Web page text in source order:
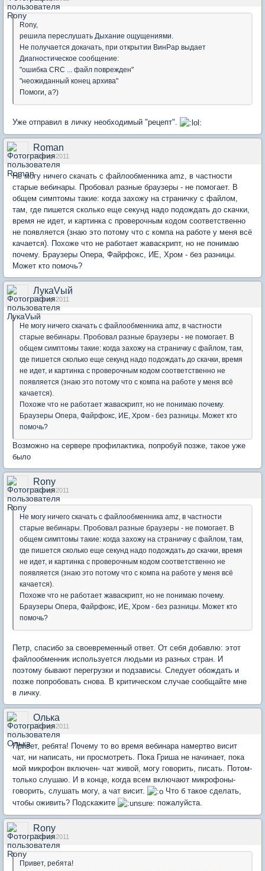
Rony,
решила переслушать Дыхание ощущениями.
Не получается докачать, при открытии ВинРар выдает
Диагностическое сообщение:
"ошибка CRC ... файл поврежден"
"неожиданный конец архива"
Помоги, а?)
Уже отправил в личку необходимый "рецепт".
Roman
16 мар 2011
Не могу ничего скачать с файлообменника amz, в частности
старые вебинары. Пробовал разные браузеры - не помогает. В
общем симптомы такие: когда захожу на страничку с файлом,
там, где пишется сколько еще секунд надо подождать до скачки,
время не идет, и картинка с проверочным кодом соответственно
не появляется (знаю это потому что с компа на работе у меня всё
качается). Похоже что не работает жаваскрипт, но не понимаю
почему. Браузеры Опера, Файрфокс, ИЕ, Хром - без разницы.
Может кто помочь?
ЛукаVый
16 мар 2011
Не могу ничего скачать с файлообменника amz, в частности
старые вебинары. Пробовал разные браузеры - не помогает. В
общем симптомы такие: когда захожу на страничку с файлом, там,
где пишется сколько еще секунд надо подождать до скачки, время
не идет, и картинка с проверочным кодом соответственно не
появляется (знаю это потому что с компа на работе у меня всё
качается).
Похоже что не работает жаваскрипт, но не понимаю почему.
Браузеры Опера, Файрфокс, ИЕ, Хром - без разницы. Может кто
помочь?
Возможно на сервере профилактика, попробуй позже, такое уже
было
Rony
16 мар 2011
Не могу ничего скачать с файлообменника amz, в частности
старые вебинары. Пробовал разные браузеры - не помогает. В
общем симптомы такие: когда захожу на страничку с файлом, там,
где пишется сколько еще секунд надо подождать до скачки, время
не идет, и картинка с проверочным кодом соответственно не
появляется (знаю это потому что с компа на работе у меня всё
качается).
Похоже что не работает жаваскрипт, но не понимаю почему.
Браузеры Опера, Файрфокс, ИЕ, Хром - без разницы. Может кто
помочь?
Петр, спасибо за своевременный ответ. От себя добавлю: этот
файлообменник используется людьми из разных стран. И
поэтому бывают перегрузки и подзависы. Следует обождать и
позже попробовать снова. В критическом случае сообщайте мне
в личку.
Олька
22 мар 2011
Привет, ребята! Почему то во время вебинара намертво висит
чат, ни написать, ни просмотреть. Пока Гриша не начинает, пока
мой микрофон включен- чат живой, могу говорить, писать. Потом-
только слушаю. И в конце, когда всем включают микрофоны-
говорить, слушать могу, а чат висит.
Что б такое сделать,
чтобы оживить? Подскажите
пожалуйста.
Rony
23 мар 2011
Привет, ребята!